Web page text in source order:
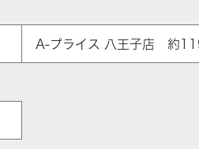
A-プライス 八王子店 約